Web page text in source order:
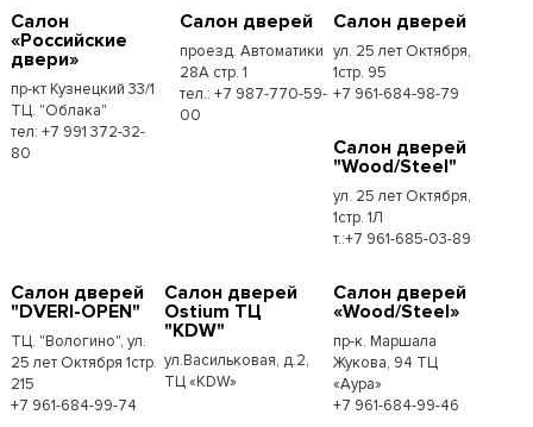
Салон
«Российские
двери»
пр-кт Кузнецкий 33/1
ТЦ. "Облака"
тел: +7 991 372-32-
80
Салон дверей
проезд. Автоматики
28А стр. 1
тел.: +7 987-770-59-
00
Салон дверей
ул. 25 лет Октября,
1стр. 95
+7 961-684-98-79
Салон дверей
"Wood/Steel"
ул. 25 лет Октября,
1стр. 1Л
т.:+7 961-685-03-89
Салон дверей
"DVERI-OPEN"
ТЦ. "Вологино", ул.
25 лет Октября 1стр.
215
+7 961-684-99-74
Салон дверей
Ostium ТЦ
"KDW"
ул.Васильковая, д.2,
ТЦ «KDW»
Салон дверей
«Wood/Steel»
пр-к. Маршала
Жукова, 94 ТЦ
«Аура»
+7 961-684-99-46